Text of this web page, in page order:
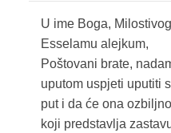
U ime Boga,
Esselamu alejkum,
Poštovani brate,
uputom uspjeti uputiti
put i da će ona
koji predstavlja